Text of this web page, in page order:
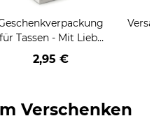
für Tassen - Mit Liebe
geschenkt
2,95 €
Verschenken